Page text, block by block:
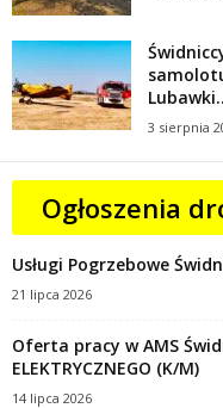
3 sierpnia
Ogłoszenia
Usługi Pogrzebowe
21 lipca 2026
Oferta pracy w AMS
ELEKTRYCZNEGO (K/M)
14 lipca 2026